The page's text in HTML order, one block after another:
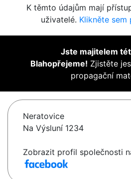
K těmto údajům mají
uživatelé. Klikněte sem
Jste majitelem
Blahopřejeme! Zjistěte
propagační
Neratovice
Na Výsluní 1234
Zobrazit profil společnosti